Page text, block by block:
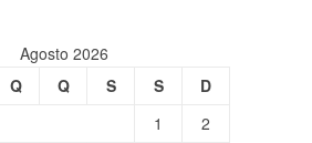
Agosto 2026
Q Q S S
D
1
2